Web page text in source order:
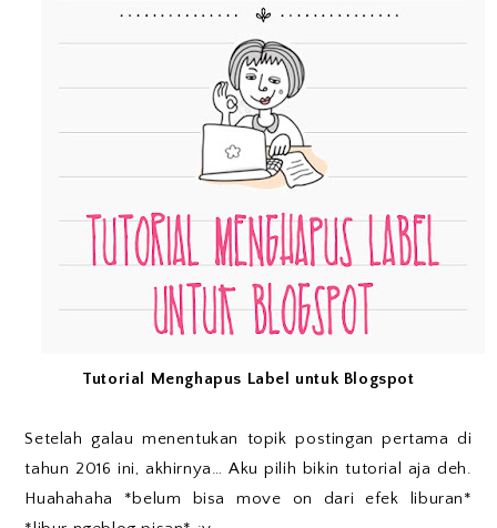
Tutorial Menghapus Label untuk Blogspot
Setelah galau menentukan topik postingan pertama di
tahun 2016 ini, akhirnya… Aku pilih bikin tutorial aja deh.
Huahahaha *belum bisa move on dari efek liburan*